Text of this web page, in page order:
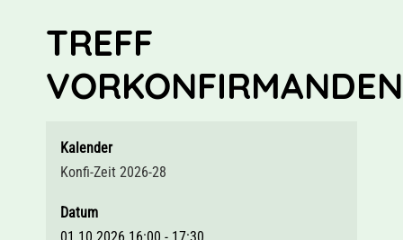
TREFF
VORKONFIRMANDEN
Kalender
Konfi-Zeit 2026-28
Datum